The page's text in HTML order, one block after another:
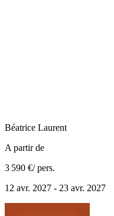
Béatrice Laurent
A partir de
3 590 €/ pers.
12 avr. 2027 - 23 avr. 2027